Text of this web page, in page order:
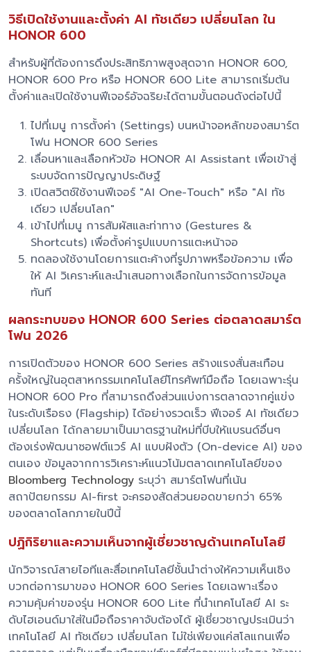
วิธีเปิดใช้งานและตั้งค่า AI ทัชเดียว เปลี่ยนโลก ใน
HONOR 600
สำหรับผู้ที่ต้องการดึงประสิทธิภาพสูงสุดจาก HONOR 600,
HONOR 600 Pro หรือ HONOR 600 Lite สามารถเริ่มต้น
ตั้งค่าและเปิดใช้งานฟีเจอร์อัจฉริยะได้ตามขั้นตอนดังต่อไปนี้
ไปที่เมนู การตั้งค่า (Settings) บนหน้าจอหลักของสมาร์ต
โฟน HONOR 600 Series
เลื่อนหาและเลือกหัวข้อ HONOR AI Assistant เพื่อเข้าสู่
ระบบจัดการปัญญาประดิษฐ์
เปิดสวิตช์ใช้งานฟีเจอร์ "AI One-Touch" หรือ "AI ทัช
เดียว เปลี่ยนโลก"
เข้าไปที่เมนู การสัมผัสและท่าทาง (Gestures &
Shortcuts) เพื่อตั้งค่ารูปแบบการแตะหน้าจอ
ทดลองใช้งานโดยการแตะค้างที่รูปภาพหรือข้อความ เพื่อ
ให้ AI วิเคราะห์และนำเสนอทางเลือกในการจัดการข้อมูล
ทันที
ผลกระทบของ HONOR 600 Series ต่อตลาดสมาร์ต
โฟน 2026
การเปิดตัวของ HONOR 600 Series สร้างแรงสั่นสะเทือน
ครั้งใหญ่ในอุตสาหกรรมเทคโนโลยีโทรศัพท์มือถือ โดยเฉพาะรุ่น
HONOR 600 Pro ที่สามารถดึงส่วนแบ่งการตลาดจากคู่แข่ง
ในระดับเรือธง (Flagship) ได้อย่างรวดเร็ว ฟีเจอร์ AI ทัชเดียว
เปลี่ยนโลก ได้กลายมาเป็นมาตรฐานใหม่ที่บีบให้แบรนด์อื่นๆ
ต้องเร่งพัฒนาซอฟต์แวร์ AI แบบฝังตัว (On-device AI) ของ
ตนเอง ข้อมูลจากการวิเคราะห์แนวโน้มตลาดเทคโนโลยีของ
Bloomberg Technology ระบุว่า สมาร์ตโฟนที่เน้น
สถาปัตยกรรม AI-first จะครองสัดส่วนยอดขายกว่า 65%
ของตลาดโลกภายในปีนี้
ปฏิกิริยาและความเห็นจากผู้เชี่ยวชาญด้านเทคโนโลยี
นักวิจารณ์สายไอทีและสื่อเทคโนโลยีชั้นนำต่างให้ความเห็นเชิง
บวกต่อการมาของ HONOR 600 Series โดยเฉพาะเรื่อง
ความคุ้มค่าของรุ่น HONOR 600 Lite ที่นำเทคโนโลยี AI ระ
ดับไฮเอนด์มาใส่ในมือถือราคาจับต้องได้ ผู้เชี่ยวชาญประเมินว่า
เทคโนโลยี AI ทัชเดียว เปลี่ยนโลก ไม่ใช่เพียงแค่สโลแกนเพื่อ